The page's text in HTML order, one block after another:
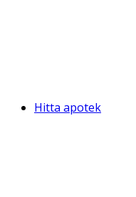
Hitta apotek